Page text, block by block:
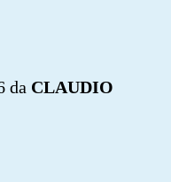
da CLAUDIO